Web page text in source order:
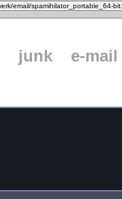
junk
e-mail